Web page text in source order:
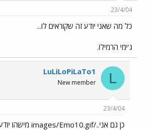
23/4/04
כל מה שאני יודע זה שקוראים לו...
ג'ימי הרמילו.
L
LuLiLoPiLaTo1
New member
23/4/04
כן גם אני../images/Emo10.gif מישהו יודע עוד פרטים?